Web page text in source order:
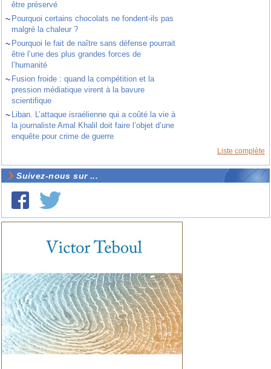
être préservé
~ Pourquoi certains chocolats ne fondent-ils pas
malgré la chaleur ?
~ Pourquoi le fait de naître sans défense pourrait
être l’une des plus grandes forces de
l’humanité
~ Fusion froide : quand la compétition et la
pression médiatique virent à la bavure
scientifique
~ Liban. L’attaque israélienne qui a coûté la vie à
la journaliste Amal Khalil doit faire l’objet d’une
enquête pour crime de guerre
Liste complète
Suivez-nous sur ...